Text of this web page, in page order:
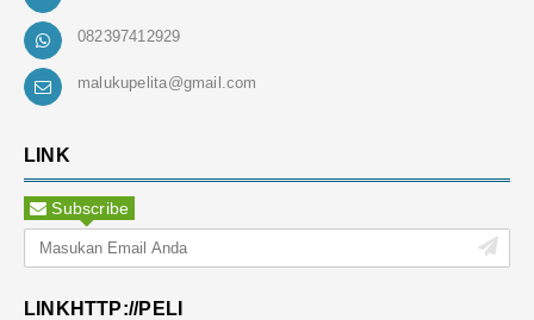
082397412929
malukupelita@gmail.com
LINK
Subscribe
LINKHTTP://PELI